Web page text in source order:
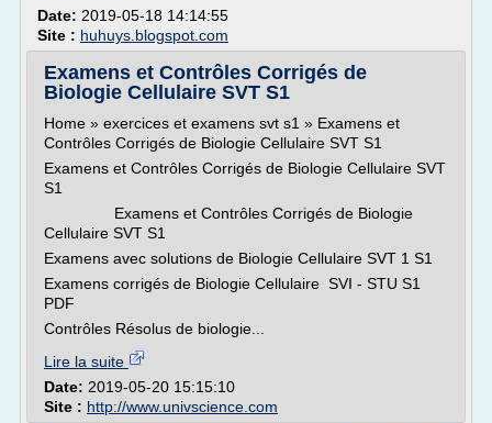
Date: 2019-05-18 14:14:55
Site : huhuys.blogspot.com
Examens et Contrôles Corrigés de
Biologie Cellulaire SVT S1
Home » exercices et examens svt s1 » Examens et
Contrôles Corrigés de Biologie Cellulaire SVT S1
Examens et Contrôles Corrigés de Biologie Cellulaire SVT
S1
Examens et Contrôles Corrigés de Biologie
Cellulaire SVT S1
Examens avec solutions de Biologie Cellulaire SVT 1 S1
Examens corrigés de Biologie Cellulaire SVI - STU S1
PDF
Contrôles Résolus de biologie...
Lire la suite
Date: 2019-05-20 15:15:10
Site : http://www.univscience.com